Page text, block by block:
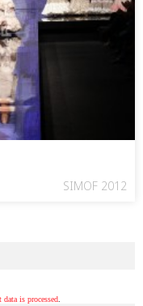
SIMOF 2012
is processed.